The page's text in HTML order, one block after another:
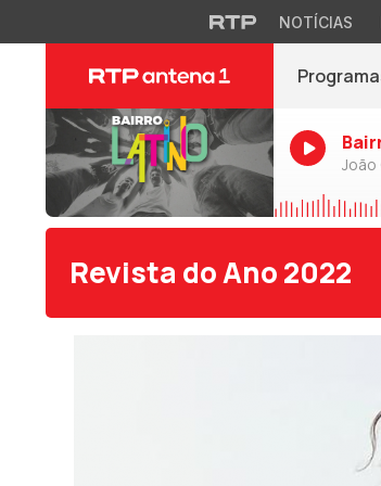
NOTÍCIAS
João
Revista do Ano 2022